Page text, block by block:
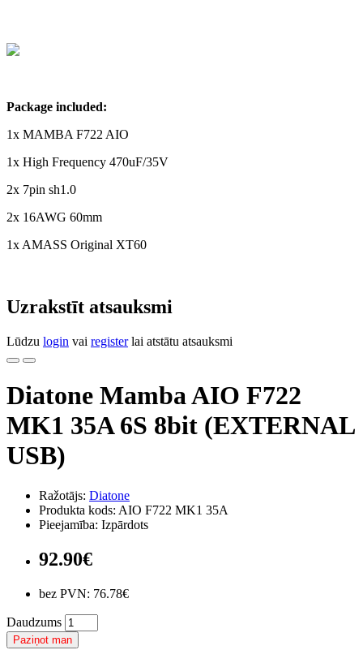
Package included:
1x MAMBA F722 AIO
1x High Frequency 470uF/35V
2x 7pin sh1.0
2x 16AWG 60mm
1x AMASS Original XT60
Uzrakstīt atsauksmi
Lūdzu login vai registerlai atstātu atsauksmi
Diatone Mamba AIO F722
MK1 35A 6S 8bit (EXTERNAL
USB)
Ražotājs: Diatone
Produkta kods: AIO F722 MK1 35A
Pieejamība: Izpārdots
92.90€
bez PVN: 76.78€
Daudzums
Paziņot man